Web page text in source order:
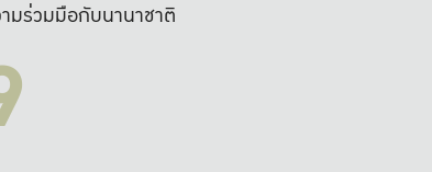
มร่วมมือกับนานาชาติ